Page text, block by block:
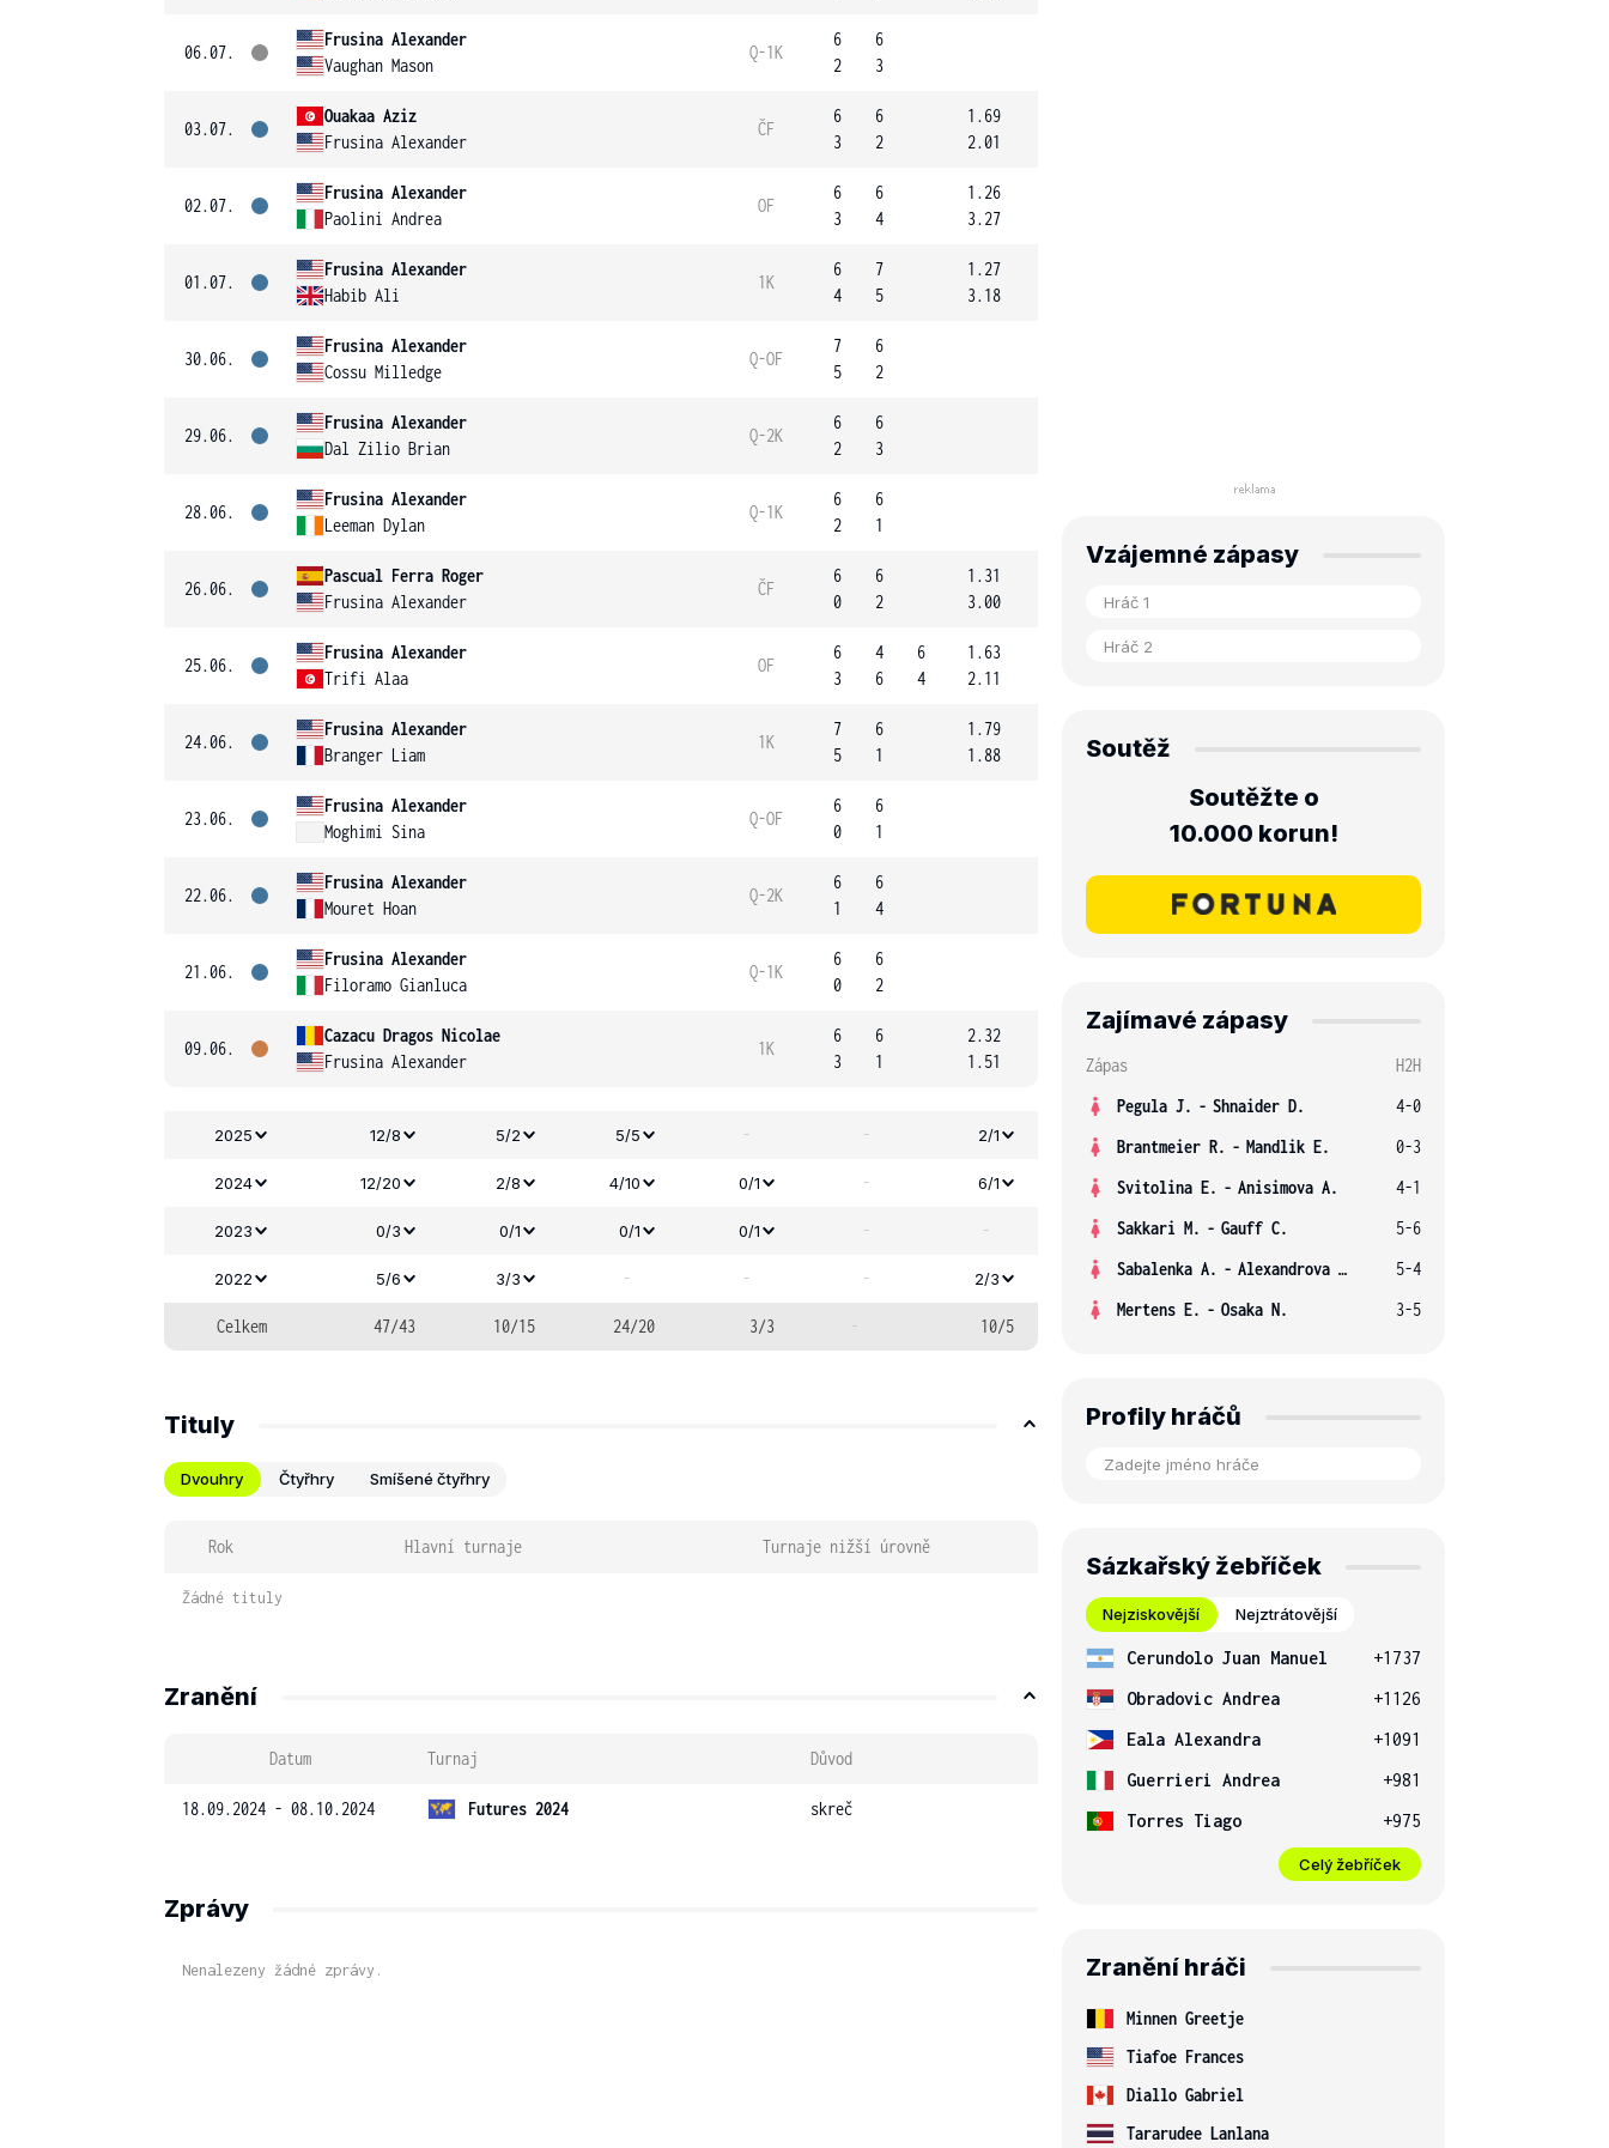
06.07.
Frusina Alexander
Vaughan Mason
Q-1K
6
2
6
3
03.07.
Ouakaa Aziz
Frusina Alexander
ČF
6
3
6
2
1.69
2.01
02.07.
Frusina Alexander
Paolini Andrea
OF
6
3
6
4
1.26
3.27
01.07.
Frusina Alexander
Habib Ali
1K
6
4
7
5
1.27
3.18
30.06.
Frusina Alexander
Cossu Milledge
Q-OF
7
5
6
2
29.06.
Frusina Alexander
Dal Zilio Brian
Q-2K
6
2
6
3
28.06.
Frusina Alexander
Leeman Dylan
Q-1K
6
2
6
1
26.06.
Pascual Ferra Roger
Frusina Alexander
ČF
6
0
6
2
1.31
3.00
25.06.
Frusina Alexander
Trifi Alaa
OF
6
3
4
6
6
4
1.63
2.11
24.06.
Frusina Alexander
Branger Liam
1K
7
5
6
1
1.79
1.88
23.06.
Frusina Alexander
Moghimi Sina
Q-OF
6
0
6
1
22.06.
Frusina Alexander
Mouret Hoan
Q-2K
6
1
6
4
21.06.
Frusina Alexander
Filoramo Gianluca
Q-1K
6
0
6
2
09.06.
Cazacu Dragos Nicolae
Frusina Alexander
1K
6
3
6
1
2.32
1.51
2025 12/8 5/2 5/5 - - 2/1
2024 12/20 2/8 4/10 0/1 - 6/1
2023 0/3 0/1 0/1 0/1 - -
2022 5/6 3/3 - - - 2/3
Celkem 47/43 10/15 24/20 3/3 - 10/5
Tituly
Dvouhry Čtyřhry Smíšené čtyřhry
Rok Hlavní turnaje Turnaje nižší úrovně
Žádné tituly
Zranění
Datum Turnaj Důvod
18.09.2024 - 08.10.2024 Futures 2024 skreč
Zprávy
Nenalezeny žádné zprávy.
Vzájemné zápasy
Soutěž
Soutěžte o
10.000 korun!
Zajímavé zápasy
Zápas
H2H
Pegula J. - Shnaider D.
4-0
Brantmeier R. - Mandlik E.
0-3
Svitolina E. - Anisimova A.
4-1
Sakkari M. - Gauff C.
5-6
Sabalenka A. - Alexandrova E.
5-4
Mertens E. - Osaka N. 3-5
Profily hráčů
Sázkařský žebříček
Nejziskovější Nejztrátovější
Cerundolo Juan Manuel
+1737
Obradovic Andrea
+1126
Eala Alexandra
+1091
Guerrieri Andrea
+981
Torres Tiago
+975
Celý žebříček
Zranění hráči
Minnen Greetje
Tiafoe Frances
Diallo Gabriel
Tararudee Lanlana